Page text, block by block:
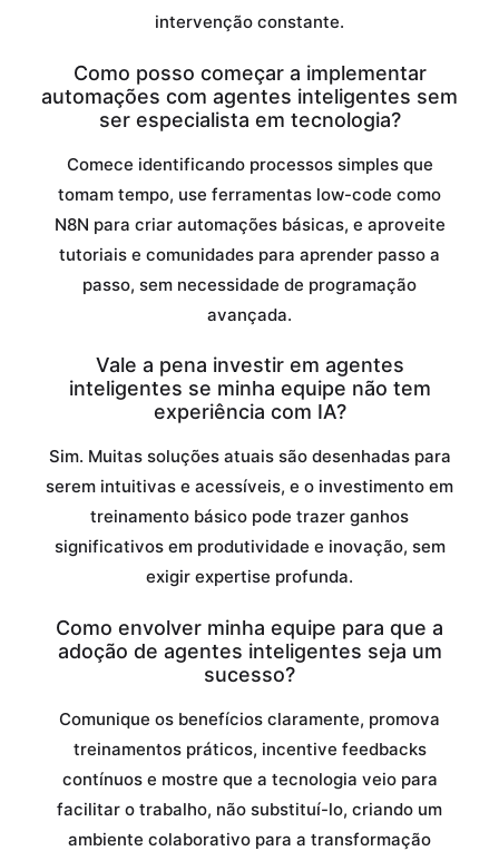
intervenção constante.
Como posso começar a implementar
automações com agentes inteligentes sem
ser especialista em tecnologia?
Comece identificando processos simples que
tomam tempo, use ferramentas low-code como
N8N para criar automações básicas, e aproveite
tutoriais e comunidades para aprender passo a
passo, sem necessidade de programação
avançada.
Vale a pena investir em agentes
inteligentes se minha equipe não tem
experiência com IA?
Sim. Muitas soluções atuais são desenhadas para
serem intuitivas e acessíveis, e o investimento em
treinamento básico pode trazer ganhos
significativos em produtividade e inovação, sem
exigir expertise profunda.
Como envolver minha equipe para que a
adoção de agentes inteligentes seja um
sucesso?
Comunique os benefícios claramente, promova
treinamentos práticos, incentive feedbacks
contínuos e mostre que a tecnologia veio para
facilitar o trabalho, não substituí-lo, criando um
ambiente colaborativo para a transformação